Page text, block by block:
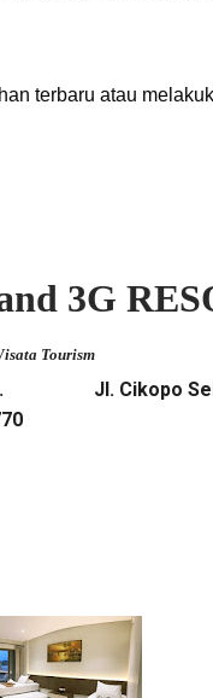
terbaru atau
3G
Tourism
Jl. Cikopo